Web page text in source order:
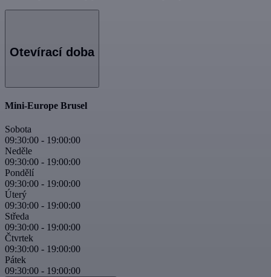
Otevírací doba
Mini-Europe Brusel
Sobota
09:30:00 - 19:00:00
Neděle
09:30:00 - 19:00:00
Pondělí
09:30:00 - 19:00:00
Úterý
09:30:00 - 19:00:00
Středa
09:30:00 - 19:00:00
Čtvrtek
09:30:00 - 19:00:00
Pátek
09:30:00 - 19:00:00